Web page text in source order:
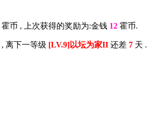
霍币 , 上次获得的奖励为:金钱 12 霍币.
, 离下一等级 [LV.9]以坛为家II 还差 7 天 .